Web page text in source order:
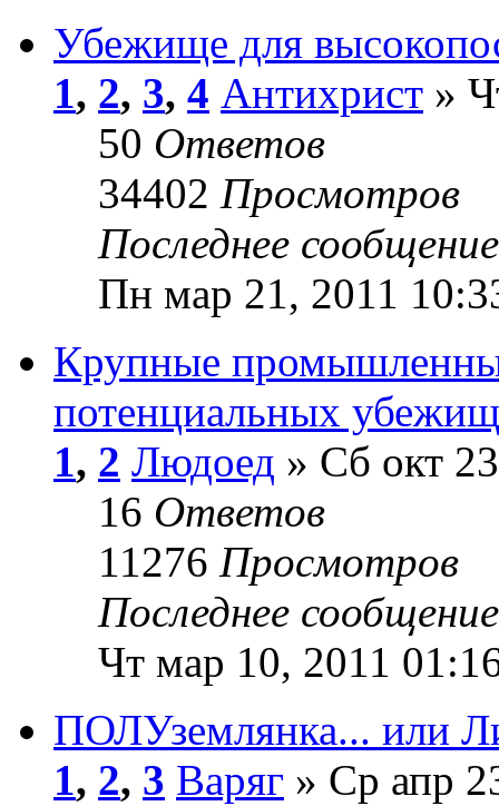
Убежище для
1, 2, 3, 4 Антихрист »
50 Ответов
34402 Просмотров
Последнее
Пн мар 21, 2011
Крупные
потенциальных убежищ
1, 2 Людоед » Сб окт
16 Ответов
11276 Просмотров
Последнее
Чт мар 10, 2011
ПОЛУземлянка... или
1, 2, 3 Варяг » Ср апр